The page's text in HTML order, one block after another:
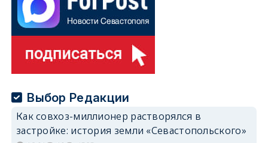
Выбор Редакции
Как совхоз-миллионер растворялся в
застройке: история земли «Севастопольского»